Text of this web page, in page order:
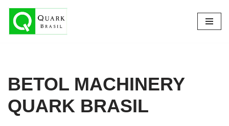
Pular
BETOL MACHINERY
QUARK BRASIL